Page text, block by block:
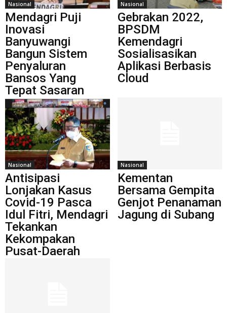
Nasional
Mendagri Puji
Inovasi
Banyuwangi
Bangun Sistem
Penyaluran
Bansos Yang
Tepat Sasaran
Nasional
Gebrakan 2022,
BPSDM
Kemendagri
Sosialisasikan
Aplikasi Berbasis
Cloud
Nasional
Antisipasi
Lonjakan Kasus
Covid-19 Pasca
Idul Fitri, Mendagri
Tekankan
Kekompakan
Pusat-Daerah
Nasional
Kementan
Bersama Gempita
Genjot Penanaman
Jagung di Subang